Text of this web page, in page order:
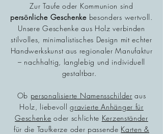
Zur Taufe oder Kommunion sind
persönliche Geschenkebesonders wertvoll.
Unsere Geschenke aus Holz verbinden
stilvolles, minimalistisches Design mit echter
Handwerkskunst aus regionaler Manufaktur
– nachhaltig, langlebig und individuell
gestaltbar.
Ob personalisierte Namensschilder aus
Holz, liebevollgravierte Anhänger für
Geschenke oder schlichte Kerzenständer
für die Taufkerze oder passende Karten &